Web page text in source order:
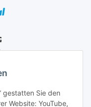
gestatten Sie den
Website: YouTube,